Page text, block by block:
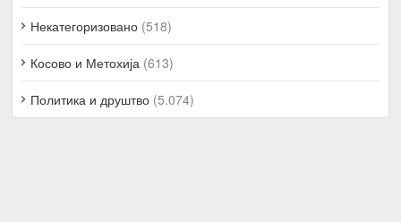
Некатегоризовано (518)
Косово и Метохија (613)
Политика и друштво (5.074)